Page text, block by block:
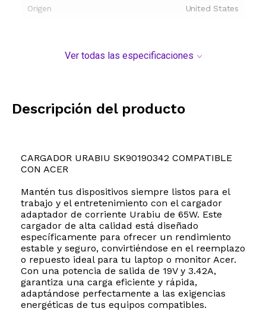
Origen United States
Ver todas las especificaciones
Descripción del producto
CARGADOR URABIU SK90190342 COMPATIBLE
CON ACER
Mantén tus dispositivos siempre listos para el
trabajo y el entretenimiento con el cargador
adaptador de corriente Urabiu de 65W. Este
cargador de alta calidad está diseñado
específicamente para ofrecer un rendimiento
estable y seguro, convirtiéndose en el reemplazo
o repuesto ideal para tu laptop o monitor Acer.
Con una potencia de salida de 19V y 3.42A,
garantiza una carga eficiente y rápida,
adaptándose perfectamente a las exigencias
energéticas de tus equipos compatibles.